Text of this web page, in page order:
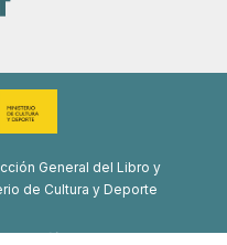
General del Libro y
de Cultura y Deporte